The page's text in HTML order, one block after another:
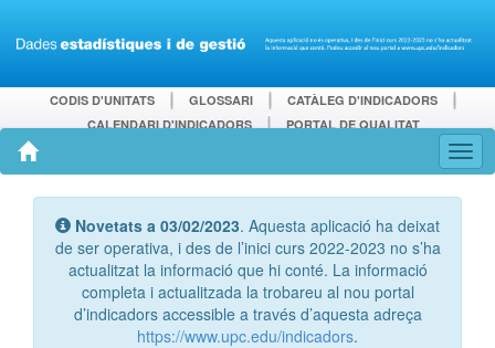
CODIS D'UNITATS GLOSSARI
CATÀLEG D'INDICADORS
CALENDARI D'INDICADORS
PORTAL DE QUALITAT
Novetats a 03/02/2023. Aquesta aplicació ha deixat
de ser operativa, i des de l’inici curs 2022-2023 no s’ha
actualitzat la informació que hi conté. La informació
completa i actualitzada la trobareu al nou portal
d’indicadors accessible a través d’aquesta adreça
https://www.upc.edu/indicadors.